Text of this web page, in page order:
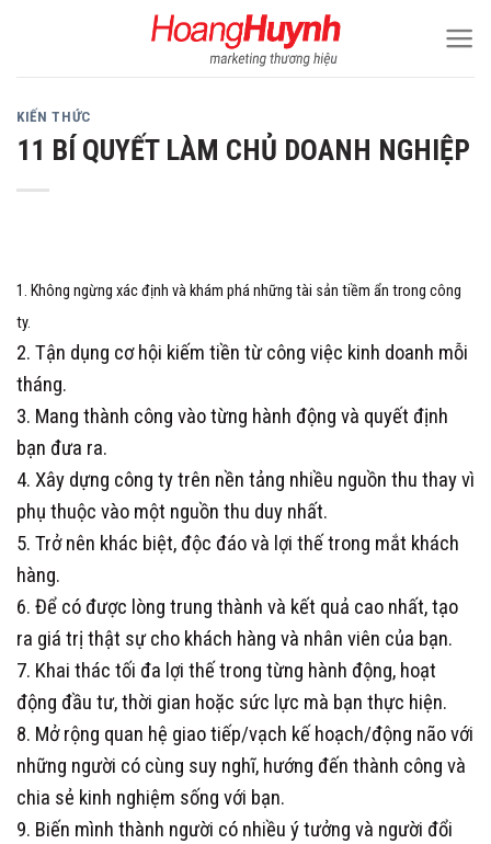
KIẾN THỨC
11 BÍ QUYẾT LÀM CHỦ DOANH NGHIỆP
1. Không ngừng xác định và khám phá những tài sản tiềm ẩn trong công
ty.
2. Tận dụng cơ hội kiếm tiền từ công việc kinh doanh mỗi
tháng.
3. Mang thành công vào từng hành động và quyết định
bạn đưa ra.
4. Xây dựng công ty trên nền tảng nhiều nguồn thu thay vì
phụ thuộc vào một nguồn thu duy nhất.
5. Trở nên khác biệt, độc đáo và lợi thế trong mắt khách
hàng.
6. Để có được lòng trung thành và kết quả cao nhất, tạo
ra giá trị thật sự cho khách hàng và nhân viên của bạn.
7. Khai thác tối đa lợi thế trong từng hành động, hoạt
động đầu tư, thời gian hoặc sức lực mà bạn thực hiện.
8. Mở rộng quan hệ giao tiếp/vạch kế hoạch/động não với
những người có cùng suy nghĩ, hướng đến thành công và
chia sẻ kinh nghiệm sống với bạn.
9. Biến mình thành người có nhiều ý tưởng và người đổi